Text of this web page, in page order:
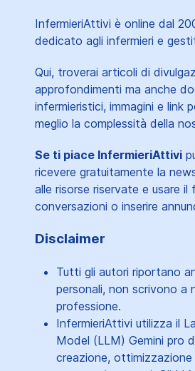
InfermieriAttivi è online dal
dedicato agli infermieri e
Qui, troverai articoli di
approfondimenti ma anche
infermieristici, immagini e link
meglio la complessità della
Se ti piace InfermieriAttivi
ricevere gratuitamente la
alle risorse riservate e usare il
conversazioni o inserire
Disclaimer
Tutti gli autori riportano
personali, non scrivono a
professione.
InfermieriAttivi utilizza il
Model (LLM) Gemini pro
creazione,